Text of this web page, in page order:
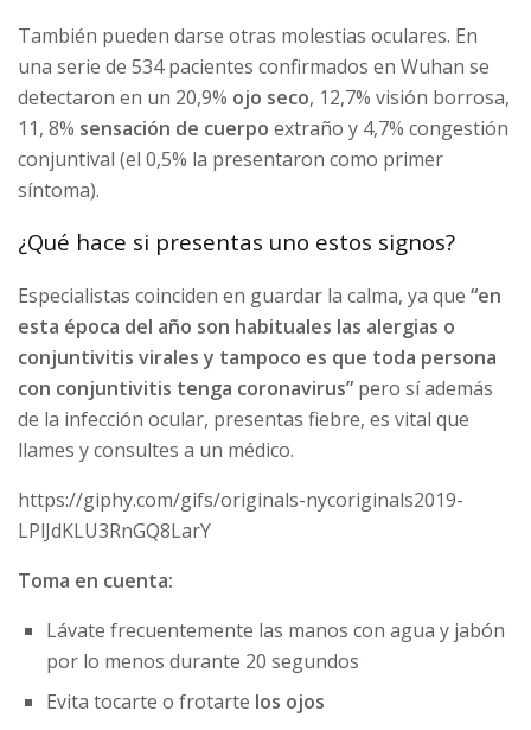
También pueden darse otras molestias oculares. En
una serie de 534 pacientes confirmados en Wuhan se
detectaron en un 20,9% ojo seco, 12,7% visión borrosa,
11, 8% sensación de cuerpo extraño y 4,7% congestión
conjuntival (el 0,5% la presentaron como primer
síntoma).
¿Qué hace si presentas uno estos signos?
Especialistas coinciden en guardar la calma, ya que “en
esta época del año son habituales las alergias o
conjuntivitis virales y tampoco es que toda persona
con conjuntivitis tenga coronavirus” pero sí además
de la infección ocular, presentas fiebre, es vital que
llames y consultes a un médico.
https://giphy.com/gifs/originals-nycoriginals2019-
LPlJdKLU3RnGQ8LarY
Toma en cuenta:
Lávate frecuentemente las manos con agua y jabón
por lo menos durante 20 segundos
Evita tocarte o frotarte los ojos